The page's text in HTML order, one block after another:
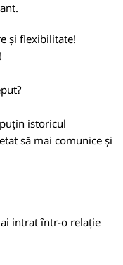
și flexibilitate!
istoricul
să mai comunice și
ai intrat într-o relație